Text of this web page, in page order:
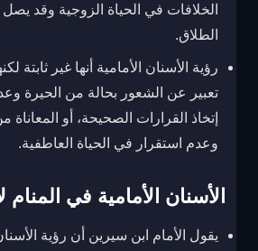
الخلافات في الحياة الزوجية وقد يصل
الطلاق.
رؤية الأسنان الأمامية أنها غير ثابتة
تعبير عن الشعور بحالة من الحيرة
إتخاذ القرارات الصحيحة، أو
وعدم استقرار في الحياة العاطفية.
الأسنان الأمامية في
يقول الأمام ابن سيرين أن رؤية